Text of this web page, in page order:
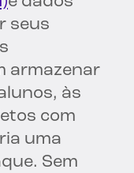
seus
armazenar
às
com
uma
Sem